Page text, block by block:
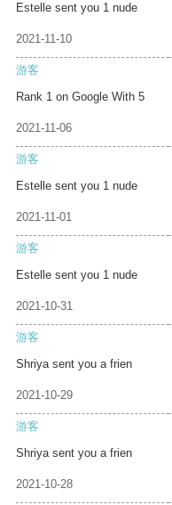
Estelle sent you 1 nude
2021-11-10
游客
Rank 1 on Google With 5
2021-11-06
游客
Estelle sent you 1 nude
2021-11-01
游客
Estelle sent you 1 nude
2021-10-31
游客
Shriya sent you a frien
2021-10-29
游客
Shriya sent you a frien
2021-10-28